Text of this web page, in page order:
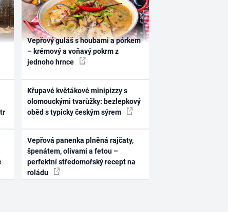
Vepřový guláš s houbami a pórkem
– krémový a voňavý pokrm z
jednoho hrnce
Křupavé květákové minipizzy s
olomouckými tvarůžky: bezlepkový
oběd s typicky českým sýrem
Vepřová panenka plněná rajčaty,
špenátem, olivami a fetou –
perfektní středomořský recept na
roládu